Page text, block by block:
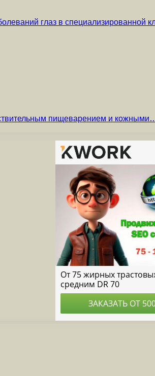
глаз в специализированной
пищеварением и